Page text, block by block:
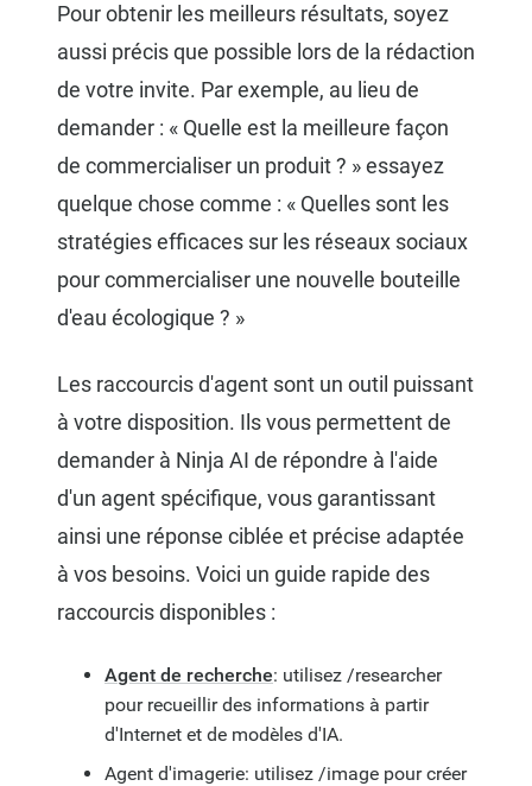
Pour obtenir les meilleurs résultats, soyez
aussi précis que possible lors de la rédaction
de votre invite. Par exemple, au lieu de
demander : « Quelle est la meilleure façon
de commercialiser un produit ? » essayez
quelque chose comme : « Quelles sont les
stratégies efficaces sur les réseaux sociaux
pour commercialiser une nouvelle bouteille
d'eau écologique ? »
Les raccourcis d'agent sont un outil puissant
à votre disposition. Ils vous permettent de
demander à Ninja AI de répondre à l'aide
d'un agent spécifique, vous garantissant
ainsi une réponse ciblée et précise adaptée
à vos besoins. Voici un guide rapide des
raccourcis disponibles :
Agent de recherche: utilisez /researcher
pour recueillir des informations à partir
d'Internet et de modèles d'IA.
Agent d'imagerie: utilisez /image pour créer